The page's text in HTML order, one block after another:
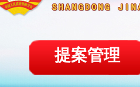
提案管理